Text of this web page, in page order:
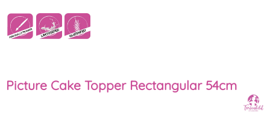
Picture Cake Topper Rectangular 54cm